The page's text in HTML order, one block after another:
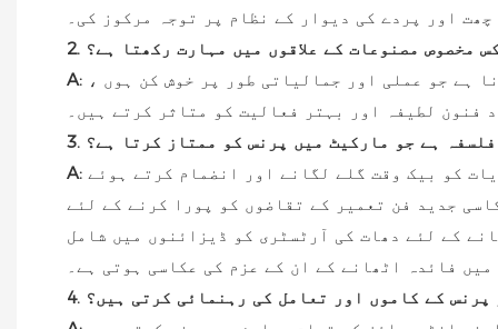
اور پردے کی دیوار کے نظام پر توجہ مرکوز کی۔
کس مخصوص مصنوعات کے علاقوں میں مہارت رکھتا ہے؟
A: ہے جو عملی اور جمالیاتی طور پر خوش کن ہوں ،
فنون لطیفہ اور بہتر فعالیت کو متاثر کرتے ہیں۔
فلسفہ ہے جو مارکیٹ میں پرنس کو ممتاز کرتا ہے؟
A: کو بیک وقت گلے لگانے اور انضمام کرتے ہوئے
جدید فن تعمیر کے تقاضوں کو پورا کرنے کے لئے
کے لئے دھات کی آرٹسٹری کو ڈیزائنوں میں شامل
فائدہ اٹھانے کے ان کے عزم کی عکاسی ہوتی ہے۔
پرنس کے کاموں اور تعامل کی رہنمائی کرتی ہیں؟